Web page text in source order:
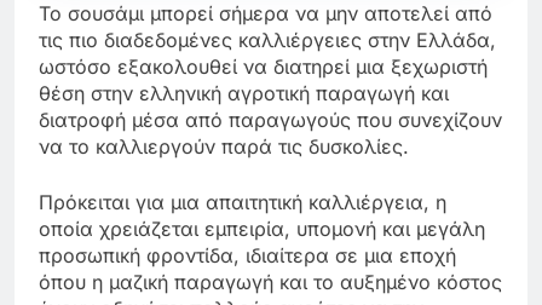
Το σουσάμι μπορεί σήμερα να μην αποτελεί από
τις πιο διαδεδομένες καλλιέργειες στην Ελλάδα,
ωστόσο εξακολουθεί να διατηρεί μια ξεχωριστή
θέση στην ελληνική αγροτική παραγωγή και
διατροφή μέσα από παραγωγούς που συνεχίζουν
να το καλλιεργούν παρά τις δυσκολίες.
Πρόκειται για μια απαιτητική καλλιέργεια, η
οποία χρειάζεται εμπειρία, υπομονή και μεγάλη
προσωπική φροντίδα, ιδιαίτερα σε μια εποχή
όπου η μαζική παραγωγή και το αυξημένο κόστος